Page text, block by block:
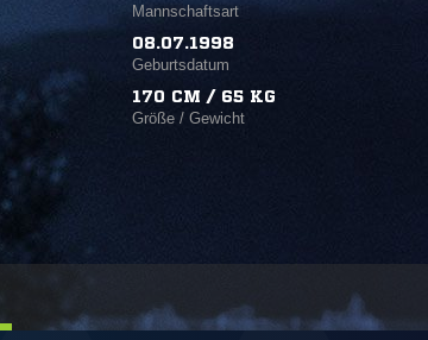
Mannschaftsart
08.07.1998
Geburtsdatum
170 CM / 65 KG
Größe / Gewicht